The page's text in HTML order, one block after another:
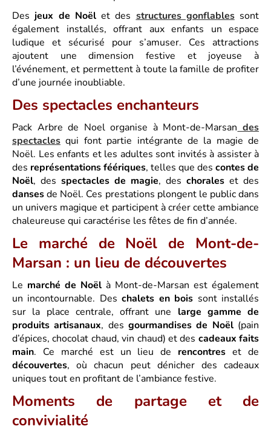
Des jeux de Noëlet des structures gonflablessont
également installés, offrant aux enfants un espace
ludique et sécurisé pour s’amuser. Ces attractions
ajoutent une dimension festive et joyeuse à
l’événement, et permettent à toute la famille de profiter
d’une journée inoubliable.
Des spectacles enchanteurs
Pack Arbre de Noel organise à Mont-de-Marsan des
spectacles qui font partie intégrante de la magie de
Noël. Les enfants et les adultes sont invités à assister à
des représentations féériques, telles que des contes de
Noël, des spectacles de magie, des chorales et des
dansesde Noël. Ces prestations plongent le public dans
un univers magique et participent à créer cette ambiance
chaleureuse qui caractérise les fêtes de fin d’année.
Le marché de Noël de Mont-de-
Marsan : un lieu de découvertes
Le marché de Noël à Mont-de-Marsan est également
un incontournable. Deschalets en bois sont installés
sur la place centrale, offrant une large gamme de
produits artisanaux, desgourmandises de Noël(pain
d’épices, chocolat chaud, vin chaud) et des cadeaux faits
main. Ce marché est un lieu de rencontres et de
découvertes, où chacun peut dénicher des cadeaux
uniques tout en profitant de l’ambiance festive.
Moments de partage et de
convivialité